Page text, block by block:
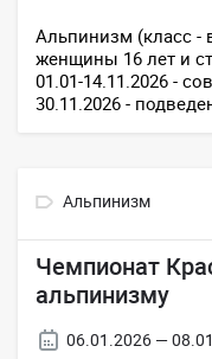
Альпинизм (класс -
женщины 16 лет и
01.01-14.11.2026 -
30.11.2026 -
Альпинизм
Чемпионат
альпинизму
06.01.2026 —